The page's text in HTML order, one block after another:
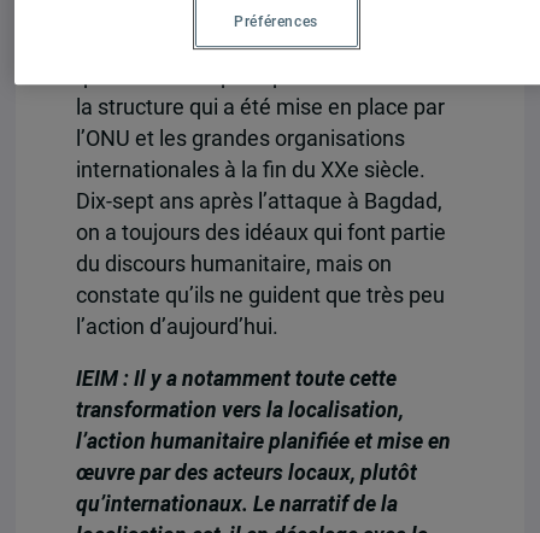
l’humanitaire existe toujours, mais il y a,
à mon avis, de moins en moins de gens
la structure qui a été mise en place par
l’ONU et les grandes organisations
internationales à la fin du XXe siècle.
Dix-sept ans après l’attaque à Bagdad,
on a toujours des idéaux qui font partie
du discours humanitaire, mais on
constate qu’ils ne guident que très peu
l’action d’aujourd’hui.
IEIM : Il y a notamment toute cette
transformation vers la localisation,
l’action humanitaire planifiée et mise en
œuvre par des acteurs locaux, plutôt
qu’internationaux. Le narratif de la
Préférences